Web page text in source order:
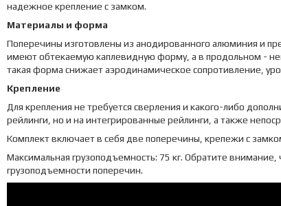
надежное крепление с замком.
Материалы и форма
Поперечины изготовлены из анодированного алюминия и
имеют обтекаемую каплевидную форму, а в продольном -
такая форма снижает аэродинамическое сопротивление,
Крепление
Для крепления не требуется сверления и какого-либо
рейлинги, но и на интегрированные рейлинги, а также
Комплект включает в себя две поперечины, крепежи с
Максимальная грузоподъемность: 75 кг. Обратите
грузоподъемности поперечин.